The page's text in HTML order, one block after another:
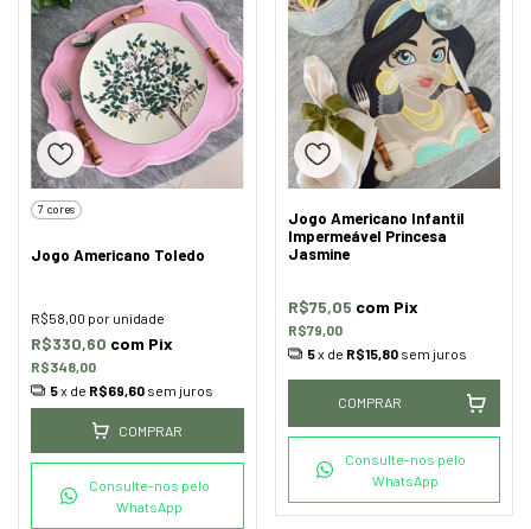
7 cores
Jogo Americano Toledo
R$58,00 por unidade
R$348,00
R$330,60 com Pix
5x de R$69,60 sem juros
COMPRAR
Consulte-nos pelo
WhatsApp
Jogo Americano Infantil
Impermeável Princesa
Jasmine
R$79,00
R$75,05 com Pix
5x de R$15,80 sem juros
COMPRAR
Consulte-nos pelo
WhatsApp